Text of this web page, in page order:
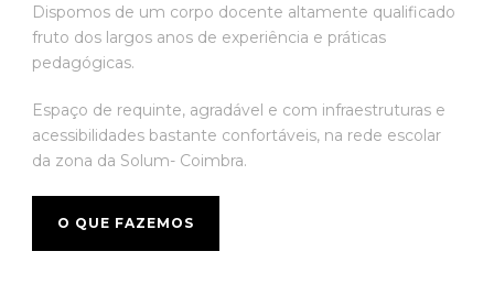
Dispomos de um corpo docente altamente qualificado
fruto dos largos anos de experiência e práticas
pedagógicas.
Espaço de requinte, agradável e com infraestruturas e
acessibilidades bastante confortáveis, na rede escolar
da zona da Solum- Coimbra.
O QUE FAZEMOS